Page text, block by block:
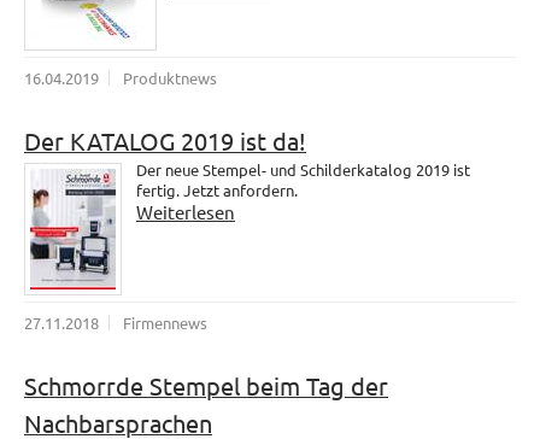
16.04.2019 Produktnews
Der KATALOG 2019 ist da!
Der neue Stempel- und Schilderkatalog 2019 ist
fertig. Jetzt anfordern.
Weiterlesen
27.11.2018 Firmennews
Schmorrde Stempel beim Tag der
Nachbarsprachen